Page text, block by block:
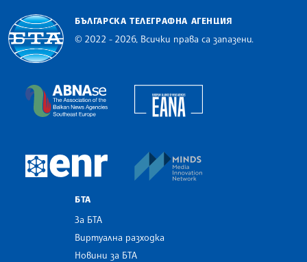
БЪЛГАРСКА ТЕЛЕГРАФНА АГЕНЦИЯ
© 2022 - 2026, Всички права са запазени.
The Assocoation of the Balkan News Agencies
European Newsroom
БТА
За БТА
Виртуална разходка
Новини за БТА